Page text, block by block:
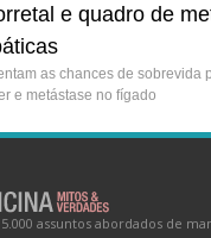
e quadro de
as chances de sobrevida
e metástase no fígado
assuntos abordados de